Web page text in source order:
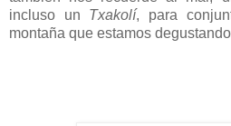
incluso un Txakolí, para
montaña que estamos